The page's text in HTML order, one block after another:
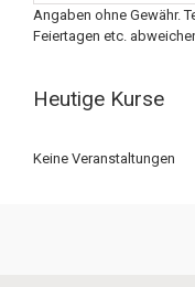
Angaben ohne Gewähr.
Feiertagen etc.
Heutige Kurse
Keine Veranstaltungen